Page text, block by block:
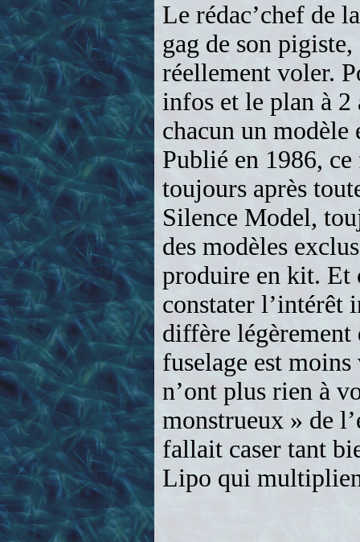
Le rédac’chef de
gag de son
réellement voler.
infos et le plan à 2
chacun un
Publié en 1986,
toujours après
Silence Model,
des modèles
produire en kit. Et
constater
diffère légèrement
fuselage est
n’ont plus rien à
monstrueux » de
fallait caser tant
Lipo qui